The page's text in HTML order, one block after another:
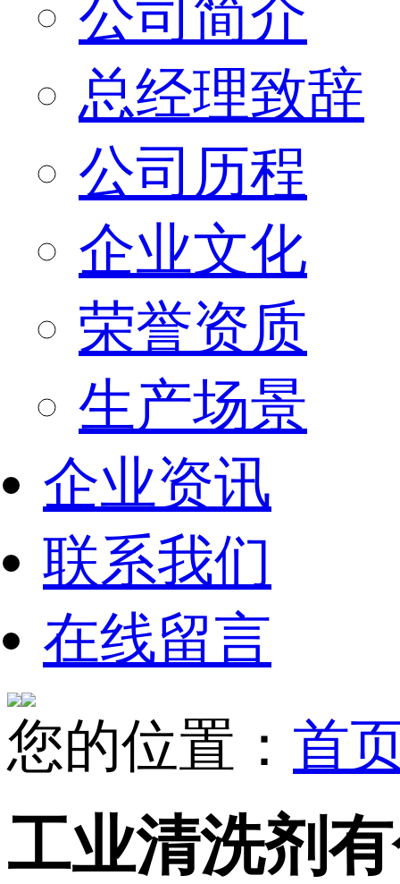
公司简介
总经理致辞
公司历程
企业文化
荣誉资质
生产场景
企业资讯
联系我们
在线留言
您的位置： 首
工业清洗剂